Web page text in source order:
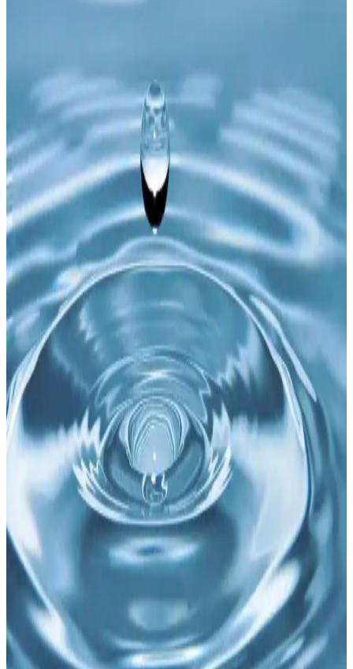
stilini dayanıklı denim ve yün detaylarla sunuyor. Reaktif boya ile
renk solması minimum, iç astar pamuklu konforlu kullanım sağlıyor.
Raw Denim Pantolonlarda Beden Seçimi, Bakım ve
Kişiselleştirme Rehberi
Raw denim pantolonlarda doğru beden seçimi, çekme ve esneme
özellikleri, bakım yöntemleri ve kişiselleştirme teknikleri detaylı
şekilde ele alınmaktadır. Büyük beden seçenekleri ve tamir önerileri
de sunulmaktadır.
MİSTİRİK Buturo Model Alt Karın Etkili Büyük
Beden Korse İncelemesi ve Kullanıcı Yorumları
MİSTİRİK markasının büyük beden korse modeli, alt karın
bölgesini etkili şekilde toparlar, rahat ve dayanıklı yapısıyla günlük
kullanım için idealdir. Sürdürülebilir özellikleriyle de öne çıkar.
Anne Pantolonları: Konfor ve Şıklığı Bir Arada
Sunan Güncel Modeller ve Trendler
Günümüz modasında rahatlık ve şıklık sunan anne pantolonları,
yüksek bel ve büyük beden seçenekleriyle her yaşa ve vücut tipine
uygun tasarımlarla öne çıkıyor.
Büyük Beden Gece Elbisesi Seçiminde Dikkat
Edilmesi Gerekenler ve Güncel Trendler
Büyük beden gece elbisesi seçiminde renk, kumaş ve model
detaylarına dikkat ederek şık ve rahat görünebilirsiniz. Güncel
trendler ve uygun fiyatlı modellerle kendinizi özel hissetmenin
yollarını keşfedin.
Büyük Beden Tesettür Mayo Seçenekleri ile Yaz
Tatilinizi Şıklık ve Konforla Geçirin
Büyük beden tesettür mayo, şıklık ve konforu bir arada sunar. Renk,
desen ve tasarım seçenekleriyle yaz tatilinizi stil sahibi ve rahat
geçirebilirsiniz.